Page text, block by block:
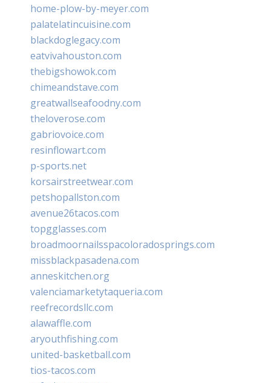
home-plow-by-meyer.com
palatelatincuisine.com
blackdoglegacy.com
eatvivahouston.com
thebigshowok.com
chimeandstave.com
greatwallseafoodny.com
theloverose.com
gabriovoice.com
resinflowart.com
p-sports.net
korsairstreetwear.com
petshopallston.com
avenue26tacos.com
topgglasses.com
broadmoornailsspacoloradosprings.com
missblackpasadena.com
anneskitchen.org
valenciamarketytaqueria.com
reefrecordsllc.com
alawaffle.com
aryouthfishing.com
united-basketball.com
tios-tacos.com